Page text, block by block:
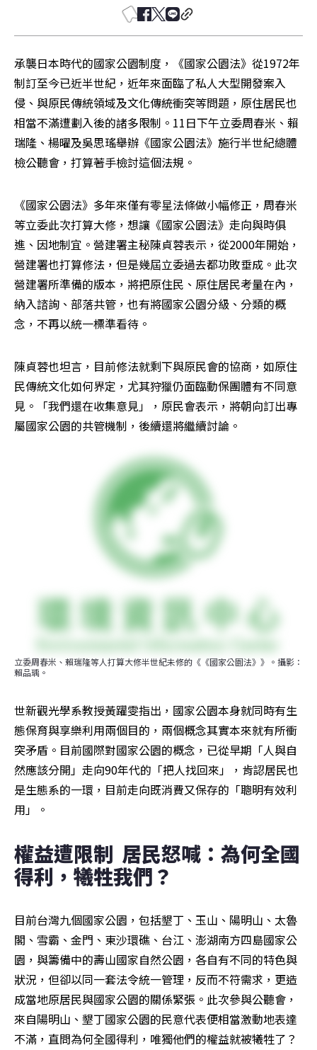
承襲日本時代的國家公園制度，《國家公園法》從1972年
制訂至今已近半世紀，近年來面臨了私人大型開發案入
侵、與原民傳統領域及文化傳統衝突等問題，原住居民也
相當不滿遭劃入後的諸多限制。11日下午立委周春米、賴
瑞隆、楊曜及吳思瑤舉辦《國家公園法》施行半世紀總體
檢公聽會，打算著手檢討這個法規。
《國家公園法》多年來僅有零星法條做小幅修正，周春米
等立委此次打算大修，想讓《國家公園法》走向與時俱
進、因地制宜。營建署主秘陳貞蓉表示，從2000年開始，
營建署也打算修法，但是幾屆立委過去都功敗垂成。此次
營建署所準備的版本，將把原住民、原住居民考量在內，
納入諮詢、部落共管，也有將國家公園分級、分類的概
念，不再以統一標準看待。
陳貞蓉也坦言，目前修法就剩下與原民會的協商，如原住
民傳統文化如何界定，尤其狩獵仍面臨動保團體有不同意
見。「我們還在收集意見」，原民會表示，將朝向訂出專
屬國家公園的共管機制，後續還將繼續討論。
立委周春米、賴瑞隆等人打算大修半世紀未修的《《國家公園法》》。攝影：
賴品瑀。
世新觀光學系教授黃躍雯指出，國家公園本身就同時有生
態保育與享樂利用兩個目的，兩個概念其實本來就有所衝
突矛盾。目前國際對國家公園的概念，已從早期「人與自
然應該分開」走向90年代的「把人找回來」，肯認居民也
是生態系的一環，目前走向既消費又保存的「聰明有效利
用」。
權益遭限制  居民怒喊：為何全國
得利，犧牲我們？
目前台灣九個國家公園，包括墾丁、玉山、陽明山、太魯
閣、雪霸、金門、東沙環礁、台江、澎湖南方四島國家公
園，與籌備中的壽山國家自然公園，各自有不同的特色與
狀況，但卻以同一套法令統一管理，反而不符需求，更造
成當地原居民與國家公園的關係緊張。此次參與公聽會，
來自陽明山、墾丁國家公園的民意代表便相當激動地表達
不滿，直問為何全國得利，唯獨他們的權益就被犧牲了？